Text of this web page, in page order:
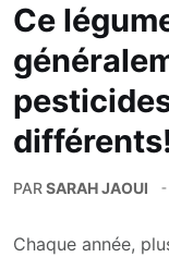
Ce
PARSARAH JAOUI
Chaque année,